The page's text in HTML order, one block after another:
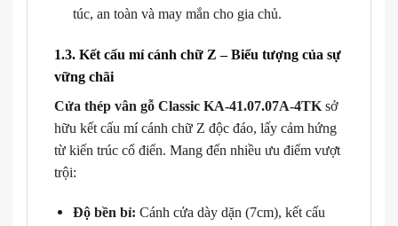
túc, an toàn và may mắn cho gia chủ.
1.3. Kết cấu mí cánh chữ Z – Biểu tượng của sự
vững chãi
Cửa thép vân gỗ Classic KA-41.07.07A-4TK sở
hữu kết cấu mí cánh chữ Z độc đáo, lấy cảm hứng
từ kiến trúc cổ điển. Mang đến nhiều ưu điểm vượt
trội:
Độ bền bỉ: Cánh cửa dày dặn (7cm), kết cấu